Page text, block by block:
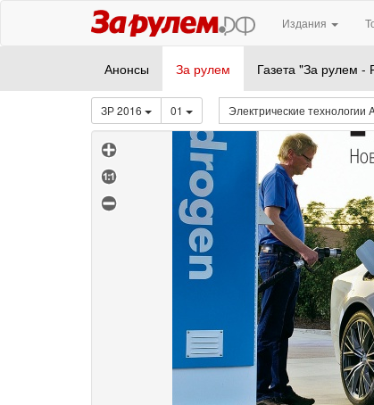
Издания
Анонсы За рулем Газета "За рулем -
ЗР 2016 01 Электрические технологии